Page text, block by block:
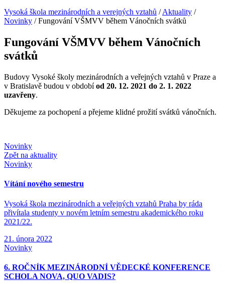
Vysoká škola mezinárodních a verejných vztahů /Aktuality /
Novinky /Fungování VŠMVV během Vánočních svátků
Fungování VŠMVV během Vánočních
svátků
Budovy Vysoké školy mezinárodních a veřejných vztahů v Praze a
v Bratislavě budou v obdobíod 20. 12. 2021 do 2. 1. 2022
uzavřeny.
Děkujeme za pochopení a přejeme klidné prožití svátků vánočních.
Novinky
Zpět na aktuality
Novinky
Vítání nového semestru
Vysoká škola mezinárodních a veřejných vztahů Praha by ráda
přivítala studenty v novém letním semestru akademického roku
2021/22.
21. února 2022
Novinky
6. ROČNÍK MEZINÁRODNÍ VĚDECKÉ KONFERENCE
SCHOLA NOVA, QUO VADIS?